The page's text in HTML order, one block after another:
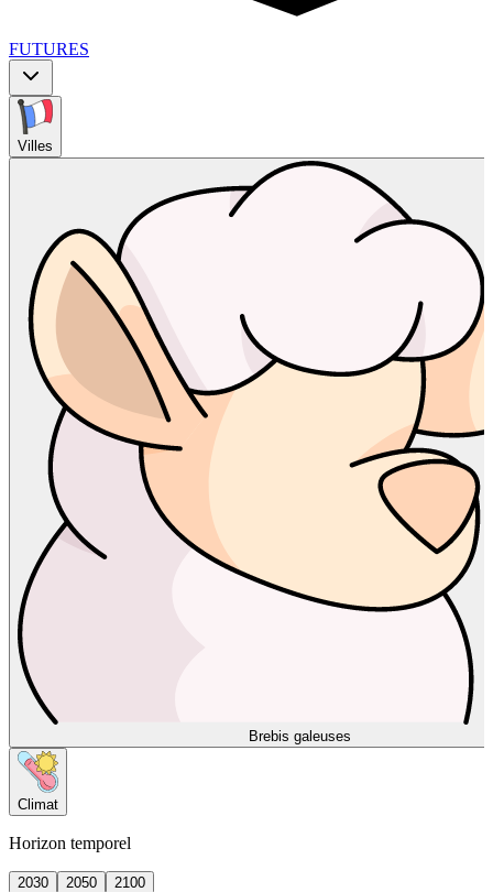
FUTURES
Villes
Brebis galeuses
Climat
Horizon temporel
2030 2050
2100